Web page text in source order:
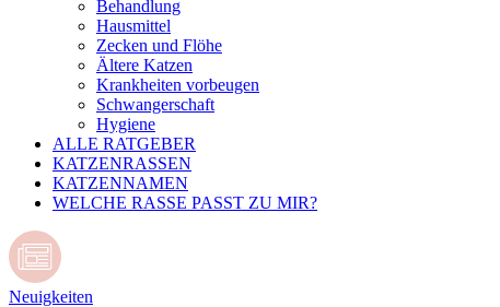
Behandlung
Hausmittel
Zecken und Flöhe
Ältere Katzen
Krankheiten vorbeugen
Schwangerschaft
Hygiene
ALLE RATGEBER
KATZENRASSEN
KATZENNAMEN
WELCHE RASSE PASST ZU MIR?
Neuigkeiten